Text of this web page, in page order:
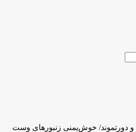
دورتموند/ خوش‌یمنی زنبورهای وست